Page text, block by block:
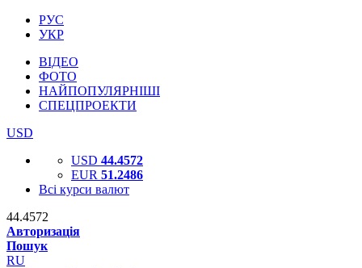
РУС
УКР
ВІДЕО
ФОТО
НАЙПОПУЛЯРНІШІ
СПЕЦПРОЕКТИ
USD
USD 44.4572
EUR 51.2486
Всі курси валют
44.4572
Авторизація
Пошук
RU